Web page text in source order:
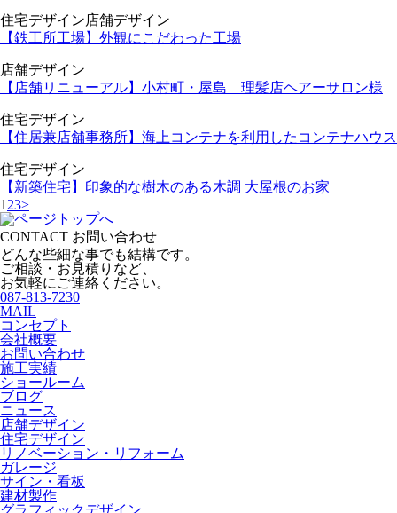
住宅デザイン店舗デザイン
【鉄工所工場】外観にこだわった工場
店舗デザイン
【店舗リニューアル】小村町・屋島 理髪店ヘアーサロン様
住宅デザイン
【住居兼店舗事務所】海上コンテナを利用したコンテナハウス
住宅デザイン
【新築住宅】印象的な樹木のある木調 大屋根のお家
1 23>
CONTACT お問い合わせ
どんな些細な事でも結構です。
ご相談・お見積りなど、
お気軽にご連絡ください。
087-813-7230
MAIL
コンセプト
会社概要
お問い合わせ
施工実績
ショールーム
ブログ
ニュース
店舗デザイン
住宅デザイン
リノベーション・リフォーム
ガレージ
サイン・看板
建材製作
グラフィックデザイン